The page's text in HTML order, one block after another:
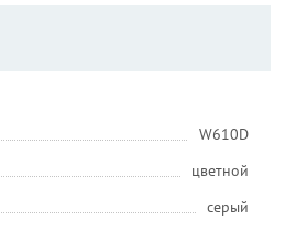
W610D
цветной
серый